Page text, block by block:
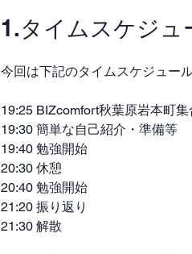
1.タイムスケジュ
今回は下記のタイムスケジュー
19:25 BIZcomfort秋葉原岩本町集
19:30 簡単な自己紹介・準備等
19:40 勉強開始
20:30 休憩
20:40 勉強開始
21:20 振り返り
21:30 解散